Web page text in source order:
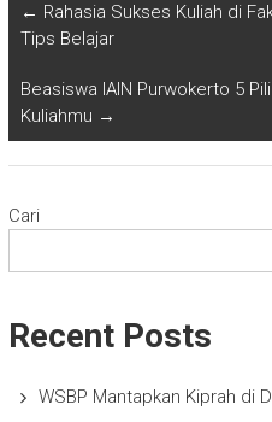
← Rahasia Sukses Kuliah di
Tips Belajar
Beasiswa IAIN Purwokerto 5
Kuliahmu →
Cari
Recent Posts
WSBP Mantapkan Kiprah di